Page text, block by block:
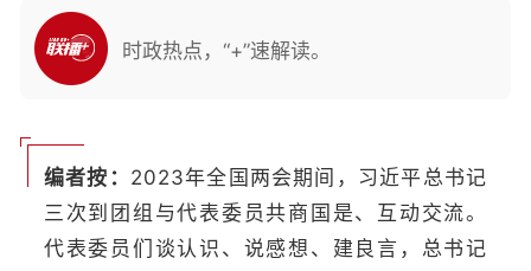
时政热点，“+”速解读。
编者按： 2023年全国两会期间，习近平总书记
三次到团组与代表委员共商国是、互动交流。
代表委员们谈认识、说感想、建良言，总书记